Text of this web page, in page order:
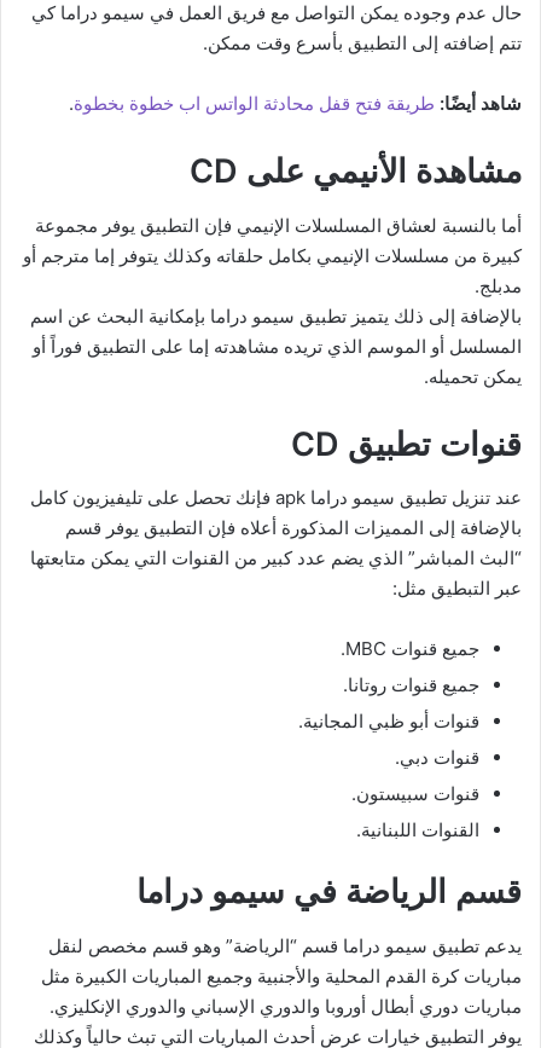
حال عدم وجوده يمكن التواصل مع فريق العمل في سيمو دراما كي
تتم إضافته إلى التطبيق بأسرع وقت ممكن.
شاهد أيضًا: طريقة فتح قفل محادثة الواتس اب خطوة بخطوة.
مشاهدة الأنيمي على CD
أما بالنسبة لعشاق المسلسلات الإنيمي فإن التطبيق يوفر مجموعة
كبيرة من مسلسلات الإنيمي بكامل حلقاته وكذلك يتوفر إما مترجم أو
مدبلج.
بالإضافة إلى ذلك يتميز تطبيق سيمو دراما بإمكانية البحث عن اسم
المسلسل أو الموسم الذي تريده مشاهدته إما على التطبيق فوراً أو
يمكن تحميله.
قنوات تطبيق CD
عند تنزيل تطبيق سيمو دراما apk فإنك تحصل على تليفيزيون كامل
بالإضافة إلى المميزات المذكورة أعلاه فإن التطبيق يوفر قسم
“البث المباشر” الذي يضم عدد كبير من القنوات التي يمكن متابعتها
عبر التبطيق مثل:
جميع قنوات MBC.
جميع قنوات روتانا.
قنوات أبو ظبي المجانية.
قنوات دبي.
قنوات سبيستون.
القنوات اللبنانية.
قسم الرياضة في سيمو دراما
يدعم تطبيق سيمو دراما قسم “الرياضة” وهو قسم مخصص لنقل
مباريات كرة القدم المحلية والأجنبية وجميع المباريات الكبيرة مثل
مباريات دوري أبطال أوروبا والدوري الإسباني والدوري الإنكليزي.
يوفر التطبيق خيارات عرض أحدث المباريات التي تبث حالياً وكذلك